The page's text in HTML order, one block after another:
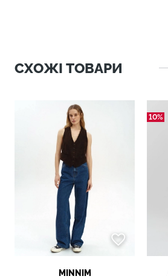
СХОЖІ ТОВАРИ
MINNIM
10%